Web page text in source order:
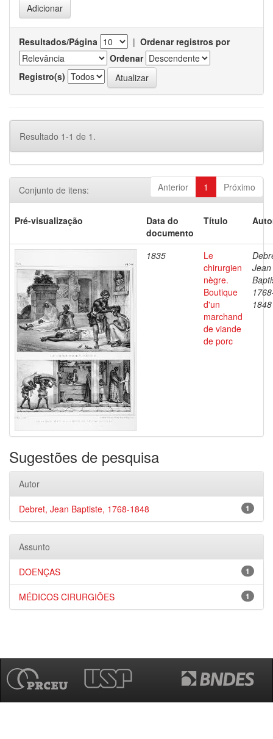
Resultados/Página | Ordenar registros por
Ordenar
Registro(s)
Resultado 1-1 de 1.
Anterior 1 Próximo
Conjunto de itens:
Pré-visualização
Data do
documento
Título
1835
Le
chirurgien
nègre.
Boutique
d'un
marchand
de viande
de porc
Jean
1848
Sugestões de pesquisa
Autor
1
Debret, Jean Baptiste, 1768-1848
Assunto
1
DOENÇAS
1
MÉDICOS CIRURGIÕES